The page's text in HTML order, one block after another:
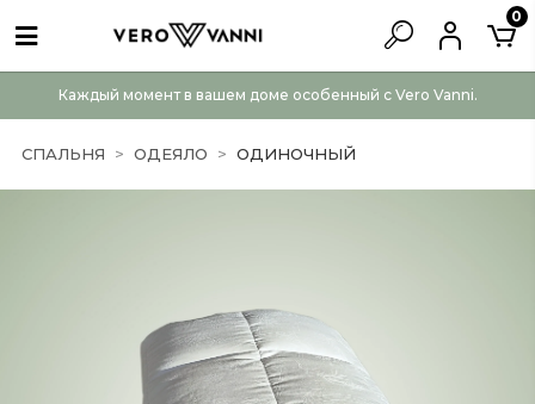
Каждый момент в вашем доме особенный с Vero Vanni.
0
СПАЛЬНЯ ОДЕЯЛО ОДИНОЧНЫЙ